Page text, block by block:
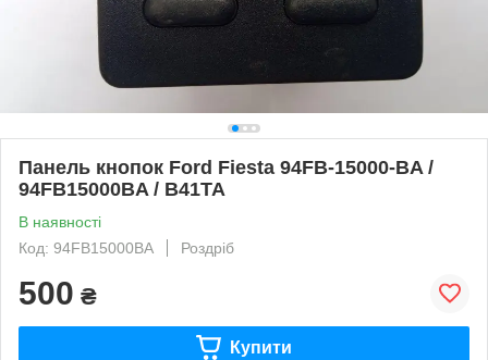
Панель кнопок Ford Fiesta 94FB-15000-BA /
94FB15000BA / B41TA
В наявності
Код: 94FB15000BA
Роздріб
500 ₴
Купити